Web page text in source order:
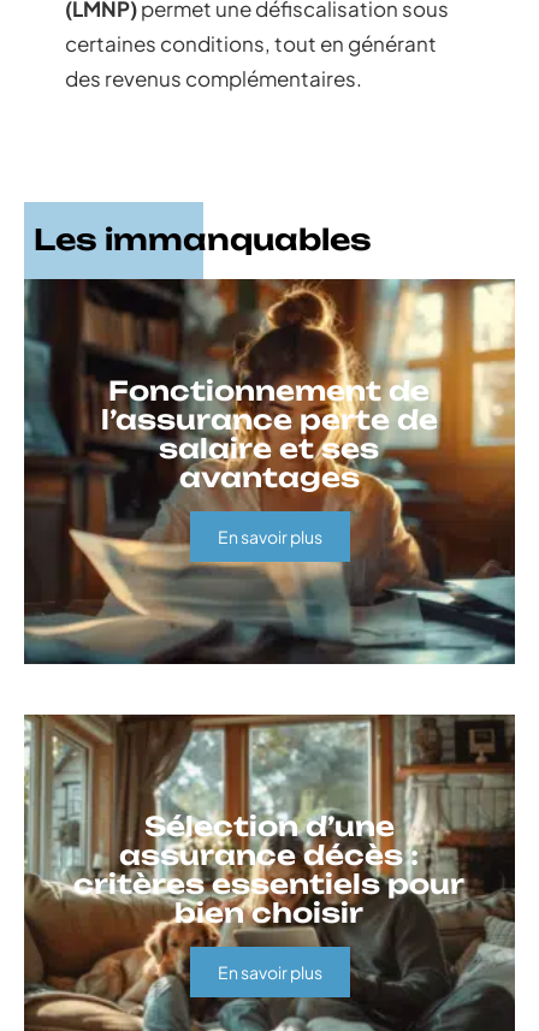
(LMNP)permet une défiscalisation sous
certaines conditions, tout en générant
des revenus complémentaires.
Les immanquables
Fonctionnement de
l’assurance perte de
salaire et ses
avantages
En savoir plus
Sélection d’une
assurance décès :
critères essentiels pour
bien choisir
En savoir plus